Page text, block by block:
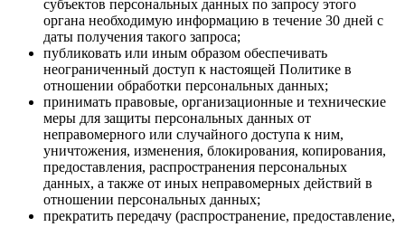
субъектов персональных данных по запросу этого
органа необходимую информацию в течение 30 дней с
даты получения такого запроса;
публиковать или иным образом обеспечивать
неограниченный доступ к настоящей Политике в
отношении обработки персональных данных;
принимать правовые, организационные и технические
меры для защиты персональных данных от
неправомерного или случайного доступа к ним,
уничтожения, изменения, блокирования, копирования,
предоставления, распространения персональных
данных, а также от иных неправомерных действий в
отношении персональных данных;
прекратить передачу (распространение, предоставление,